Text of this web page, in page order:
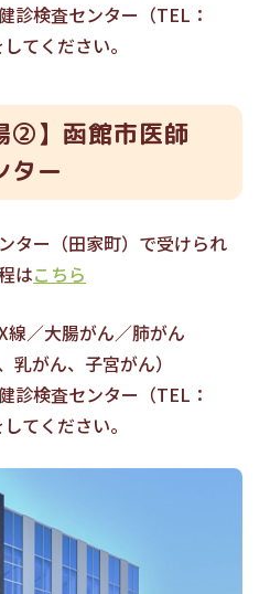
診検査センター（TEL：
てください。
②】函館市医師
ター
ター（田家町）で受けられ
はこちら
線／大腸がん／肺がん
乳がん、子宮がん）
診検査センター（TEL：
てください。